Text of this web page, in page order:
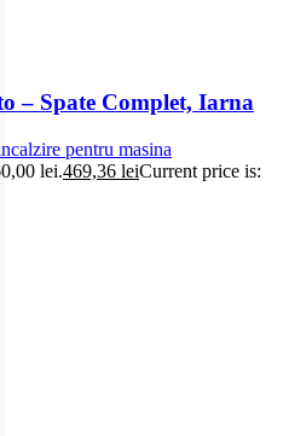
– Spate Complet, Iarna
pentru masina
lei.469,36 leiCurrent price is: